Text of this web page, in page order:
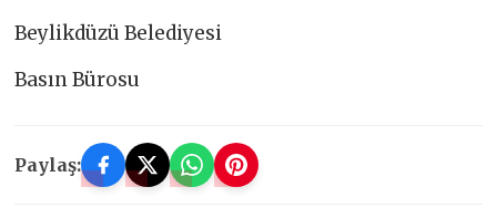
Beylikdüzü Belediyesi
Basın Bürosu
Paylaş: